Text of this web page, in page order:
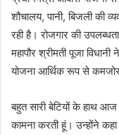
शौचालय, पानी, बिजली की
रही है। रोजगार की
महापौर श्रीमती पूजा
योजना आर्थिक रूप से
बहुत सारी बेटियों के हाथ
कामना करती हूं। उन्होंने